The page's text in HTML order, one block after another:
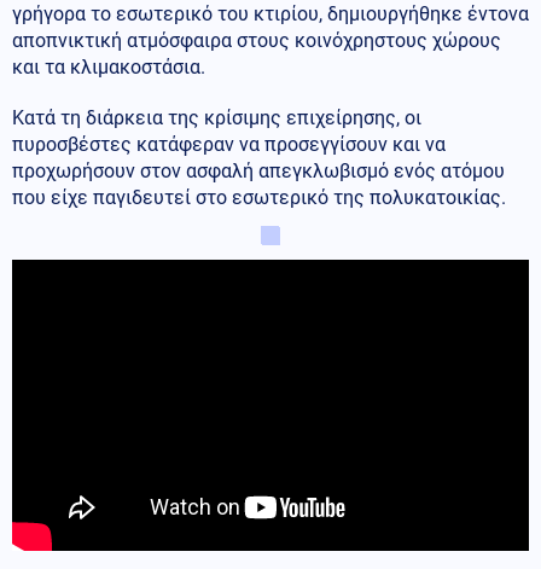
γρήγορα το εσωτερικό του κτιρίου, δημιουργήθηκε έντονα
αποπνικτική ατμόσφαιρα στους κοινόχρηστους χώρους
και τα κλιμακοστάσια.
Κατά τη διάρκεια της κρίσιμης επιχείρησης, οι
πυροσβέστες κατάφεραν να προσεγγίσουν και να
προχωρήσουν στον ασφαλή απεγκλωβισμό ενός ατόμου
που είχε παγιδευτεί στο εσωτερικό της πολυκατοικίας.